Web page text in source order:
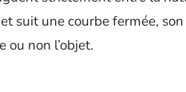
suit une courbe fermée,
non l’objet.